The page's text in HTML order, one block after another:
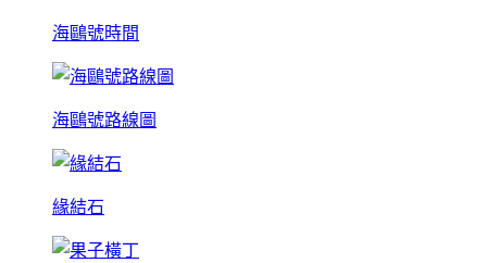
海鷗號時間
海鷗號路線圖
緣結石